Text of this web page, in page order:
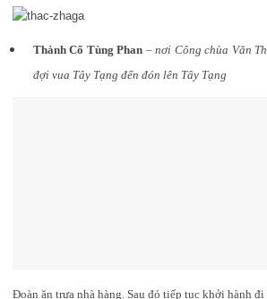
Thành Cổ Tùng Phan –nơi Công chùa Văn
đợi vua Tây Tạng đến đón lên Tây Tạng
Đoàn ăn trưa nhà hàng. Sau đó tiếp tục khởi hành